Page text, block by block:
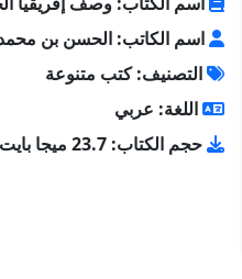
اسم الكاتب: الحسن بن محمد
التصنيف: كتب متنوعة
اللغة: عربي
حجم الكتاب: 23.7 ميجا بايت